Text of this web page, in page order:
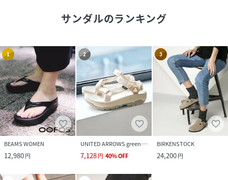
サンダルのランキング
1
BEAMS WOMEN
12,980円
2
UNITED ARROWS green label relaxing
7,128円 40%OFF
3
BIRKENSTOCK
24,200円